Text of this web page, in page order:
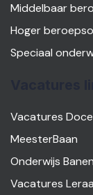
Middelbaar
Hoger
Speciaal
Vacatures
MeesterBaan
Onderwijs Banen
Vacatures